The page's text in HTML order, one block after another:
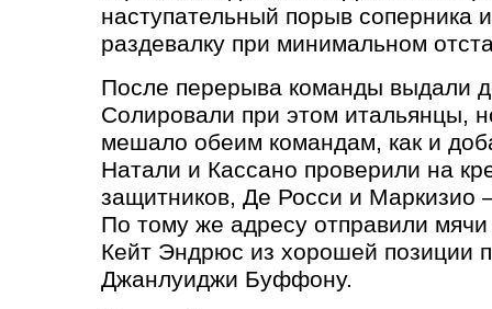
наступательный порыв соперника
раздевалку при минимальном
После перерыва команды выдали
Солировали при этом итальянцы,
мешало обеим командам, как и
Натали и Кассано проверили на
защитников, Де Росси и Маркизио
По тому же адресу отправили
Кейт Эндрюс из хорошей позиции
Джанлуиджи Буффону.